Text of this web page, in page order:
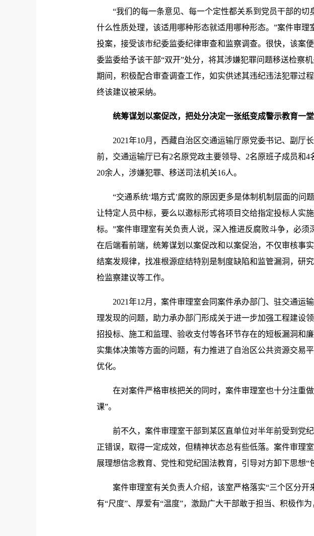
“我们的每一条意见、每一个定性都关系到党员干部的切
什么性质处理，该适用哪种形态就适用哪种形态。”案件审
投案，接受该市纪委监委纪律审查和监察调查。很快，该案
委监委给予该干部“双开”处分，将其涉嫌犯罪问题移送检察
期间，积极配合审查调查工作，如实供述其违纪违法犯罪过
终该建议被采纳。
统筹谋划以案促改，把处分决定一张纸变成警示教育一
2021年10月，西藏自治区交通运输厅原党委书记、副厅
前，交通运输厅已有2名原党政主要领导、2名原班子成员和
20余人，涉嫌犯罪、移送司法机关16人。
“交通系统‘塌方式’腐败的原因更多是体制机制层面的问
让特定人员中标，要么以邀标形式将项目交给指定投标人实
标。”案件审理室有关负责人说，深入推进反腐败斗争，必
在后端看前端，统筹谋划以案促改和以案促治，不仅审核事
结案发规律，找准根源症结特别是制度缺陷和监管漏洞，研
检监察建议等工作。
2021年12月，案件审理室会同案件承办部门、驻交通运
理发现的问题，助力承办部门形成关于进一步加强工程建设
招投标、施工和监理、验收支付等各环节存在的短板漏洞和
实集体决策等方面的问题，有力推进了自治区公共资源交易
优化。
在对案件严格审核把关的同时，案件审理室也十分注重做
课”。
前不久，案件审理室干部到某区直单位对半年前受到党纪
正错误，取得一定成效，但精神状态总有些低落。案件审理
展理想信念教育、党性和党纪国法教育，引导对方卸下思想“
案件审理室有关负责人介绍，该室严格落实“三个区分开
有“尺度”、厚爱有“温度”，激励广大干部敢于担当、积极作